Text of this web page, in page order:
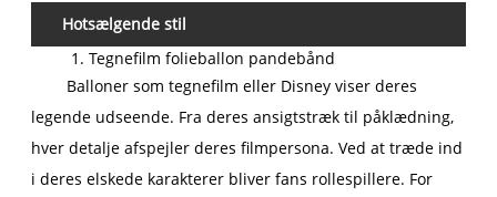
Hotsælgende stil
1. Tegnefilm folieballon pandebånd
Balloner som tegnefilm eller Disney viser deres
legende udseende. Fra deres ansigtstræk til påklædning,
hver detalje afspejler deres filmpersona. Ved at træde ind
i deres elskede karakterer bliver fans rollespillere. For